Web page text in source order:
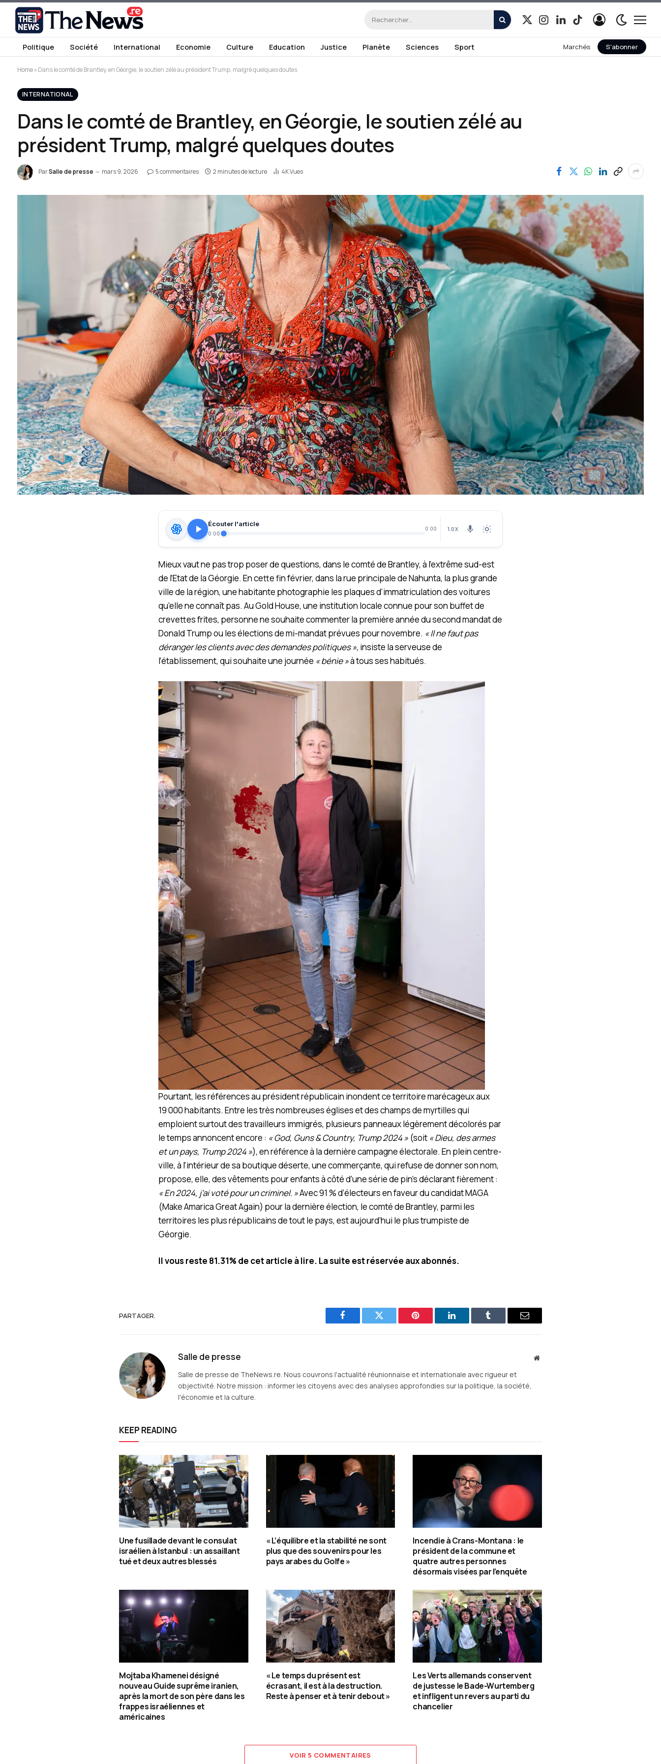
X
Instagram
LinkedInTikTok
Politique Société International Economie Culture Education Justice Planète Sciences Sport Marchés S'abonner
Home»Dans le comté de Brantley, en Géorgie, le soutien zélé au président Trump, malgré quelques doutes
INTERNATIONAL
Dans le comté de Brantley, en Géorgie, le soutien zélé au
président Trump, malgré quelques doutes
ParSalle de presse mars 9, 2026 5 commentaires 2 minutes de lecture 4KVues
Écouter l'article
0:00
0:00 1.0X
Mieux vaut ne pas trop poser de questions, dans le comté de Brantley, à l’extrême sud-est
de l’Etat de la Géorgie. En cette fin février, dans la rue principale de Nahunta, la plus grande
ville de la région, une habitante photographie les plaques d’immatriculation des voitures
qu’elle ne connaît pas. Au Gold House, une institution locale connue pour son buffet de
crevettes frites, personne ne souhaite commenter la première année du second mandat de
Donald Trump ou les élections de mi-mandat prévues pour novembre. « Il ne faut pas
déranger les clients avec des demandes politiques », insiste la serveuse de
l’établissement, qui souhaite une journée « bénie »à tous ses habitués.
Pourtant, les références au président républicain inondent ce territoire marécageux aux
19 000 habitants. Entre les très nombreuses églises et des champs de myrtilles qui
emploient surtout des travailleurs immigrés, plusieurs panneaux légèrement décolorés par
le temps annoncent encore : « God, Guns & Country, Trump 2024 » (soit « Dieu, des armes
et un pays, Trump 2024 »), en référence à la dernière campagne électorale. En plein centre-
ville, à l’intérieur de sa boutique déserte, une commerçante, qui refuse de donner son nom,
propose, elle, des vêtements pour enfants à côté d’une série de pin’s déclarant fièrement :
« En 2024, j’ai voté pour un criminel. »Avec 91 % d’électeurs en faveur du candidat MAGA
(Make Amarica Great Again) pour la dernière élection, le comté de Brantley, parmi les
territoires les plus républicains de tout le pays, est aujourd’hui le plus trumpiste de
Géorgie.
Il vous reste 81.31% de cet article à lire. La suite est réservée aux abonnés.
PARTAGER.
Facebook Twitter Pinterest LinkedIn Tumblr
E-
Salle de presse
Site
Salle de presse de TheNews.re. Nous couvrons l'actualité réunionnaise et internationale avec rigueur et
objectivité. Notre mission : informer les citoyens avec des analyses approfondies sur la politique, la société,
l'économie et la culture.
KEEP READING
Une fusillade devant le consulat
israélien à Istanbul : un assaillant
tué et deux autres blessés
« L’équilibre et la stabilité ne sont
plus que des souvenirs pour les
pays arabes du Golfe »
Incendie à Crans-Montana : le
président de la commune et
quatre autres personnes
désormais visées par l’enquête
Mojtaba Khamenei désigné
nouveau Guide suprême iranien,
après la mort de son père dans les
frappes israéliennes et
américaines
« Le temps du présent est
écrasant, il est à la destruction.
Reste à penser et à tenir debout »
Les Verts allemands conservent
de justesse le Bade-Wurtemberg
et infligent un revers au parti du
chancelier
VOIR 5 COMMENTAIRES